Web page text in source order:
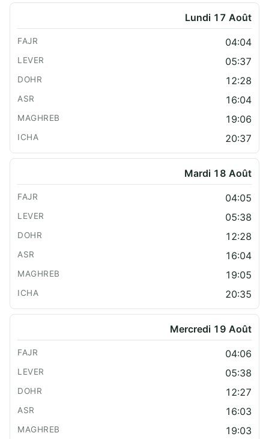
Lundi 17 Août
04:04
05:37
12:28
16:04
19:06
20:37
Mardi 18 Août
04:05
05:38
12:28
16:04
19:05
20:35
Mercredi 19 Août
04:06
05:38
12:27
16:03
19:03